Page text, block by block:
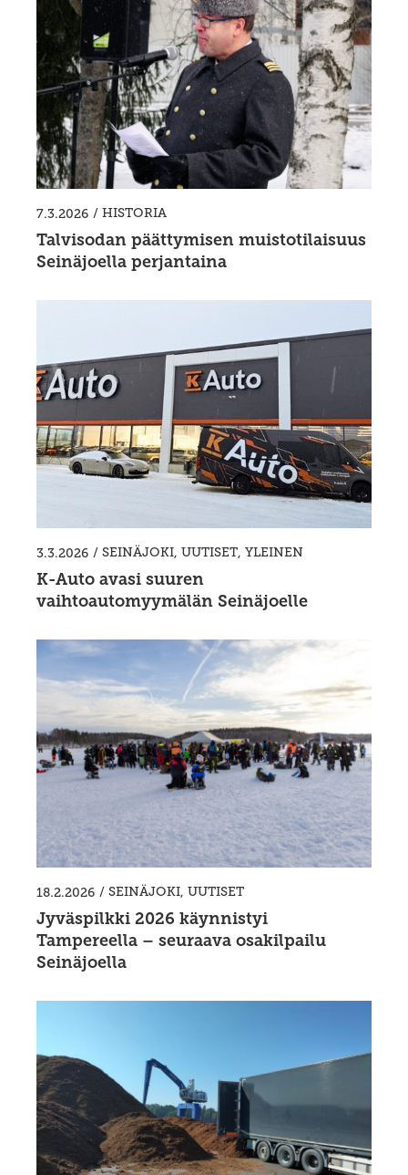
7.3.2026 / HISTORIA
Talvisodan päättymisen muistotilaisuus
Seinäjoella perjantaina
3.3.2026 / SEINÄJOKI, UUTISET, YLEINEN
K-Auto avasi suuren
vaihtoautomyymälän Seinäjoelle
18.2.2026 / SEINÄJOKI, UUTISET
Jyväspilkki 2026 käynnistyi
Tampereella – seuraava osakilpailu
Seinäjoella